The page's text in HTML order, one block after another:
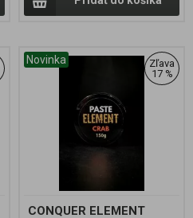
Novinka
Zľava
17 %
CONQUER ELEMENT